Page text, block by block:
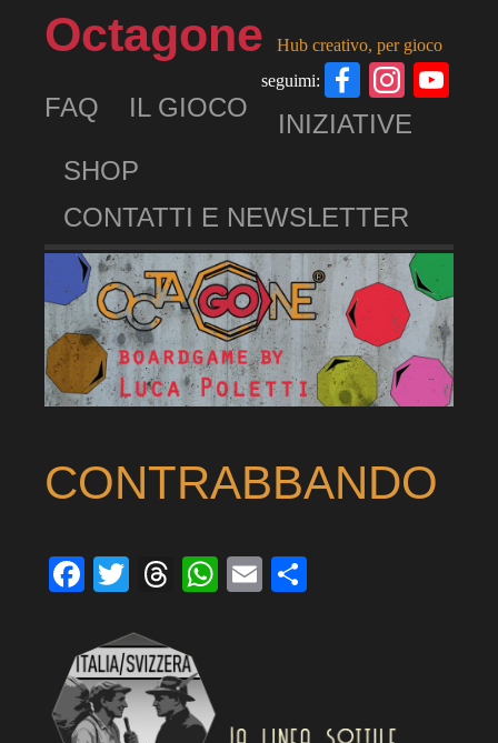
Octagone
Hub creativo, per gioco
seguimi:
Facebook
FAQ IL GIOCO
INIZIATIVE
SHOP
CONTATTI E NEWSLETTER
CONTRABBANDO
Facebook
TwitterThreads
WhatsApp
Email